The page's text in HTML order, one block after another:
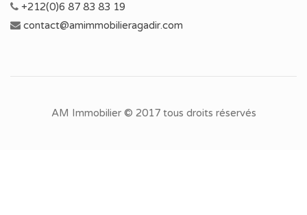
+212(0)6 87 83 83 19
contact@amimmobilieragadir.com
AM Immobilier © 2017 tous droits réservés